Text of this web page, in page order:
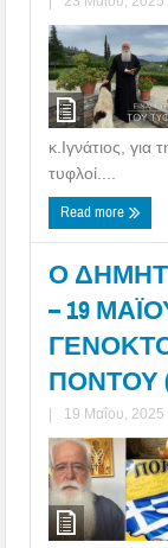
κ.Ιγνάτιος,
τυφλοί....
Read more
Ο
– 19
ΠΟΝΤΟΥ
| 19 Μαΐου, 2025